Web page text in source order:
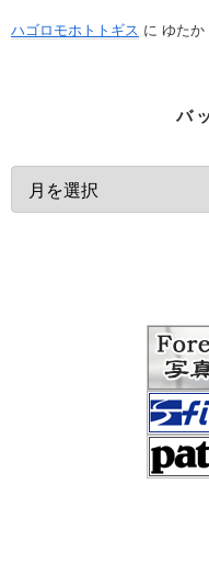
ハゴロモホトトギス に ゆたか
バ